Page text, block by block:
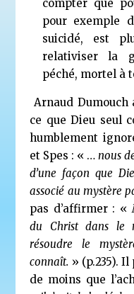
compter que
pour exemple
suicidé, est
relativiser la
péché, mortel à
Arnaud
ce que Dieu seul
humblement
et Spes : « … nous
d’une façon que
associé au mystère
pas d’affirmer : «
du Christ dans le
résoudre le
connaît. » (p.235).
de moins que